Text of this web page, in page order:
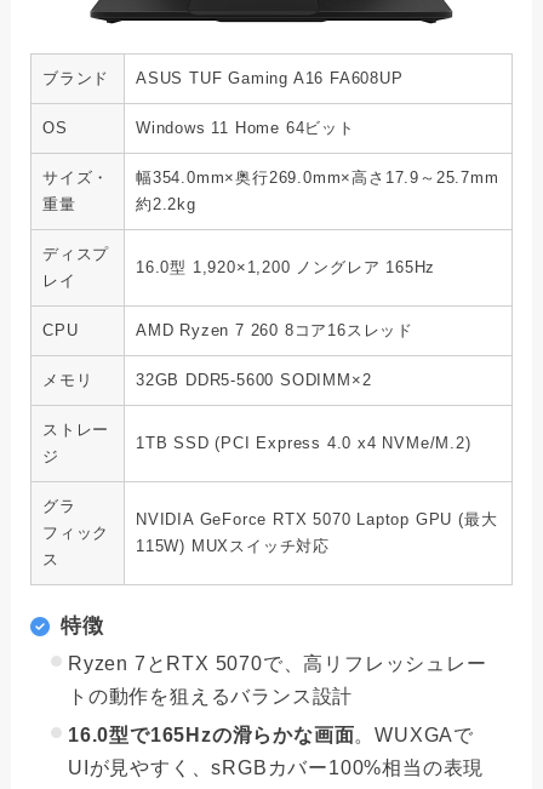
ブランド ASUS TUF Gaming A16 FA608UP
OS Windows 11 Home 64ビット
サイズ・
重量
幅354.0mm×奥行269.0mm×高さ17.9～25.7mm
約2.2kg
ディスプ
レイ
16.0型 1,920×1,200 ノングレア 165Hz
CPU AMD Ryzen 7 260 8コア16スレッド
メモリ 32GB DDR5-5600 SODIMM×2
ストレー
ジ
1TB SSD (PCI Express 4.0 x4 NVMe/M.2)
グラ
フィック
ス
NVIDIA GeForce RTX 5070 Laptop GPU (最大
115W) MUXスイッチ対応
特徴
Ryzen 7とRTX 5070で、高リフレッシュレー
トの動作を狙えるバランス設計
16.0型で165Hzの滑らかな画面。WUXGAで
UIが見やすく、sRGBカバー100%相当の表現